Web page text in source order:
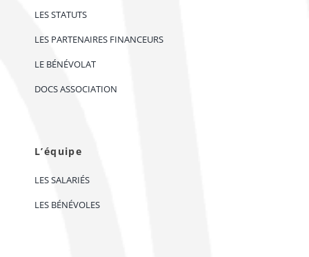
LES STATUTS
LES PARTENAIRES FINANCEURS
LE BÉNÉVOLAT
DOCS ASSOCIATION
L’équipe
LES SALARIÉS
LES BÉNÉVOLES